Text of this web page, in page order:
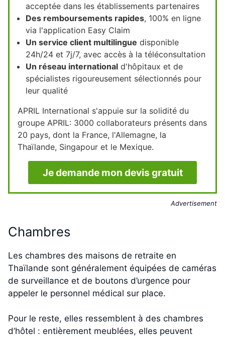
acceptée dans les établissements partenaires
Des remboursements rapides, 100% en ligne
via l'application Easy Claim
Un service client multilingue disponible
24h/24 et 7j/7, avec accès à la téléconsultation
Un réseau international d'hôpitaux et de
spécialistes rigoureusement sélectionnés pour
leur qualité
APRIL International s'appuie sur la solidité du
groupe APRIL: 3000 collaborateurs présents dans
20 pays, dont la France, l'Allemagne, la
Thaïlande, Singapour et le Mexique.
Je demande mon devis gratuit
Advertisement
Chambres
Les chambres des maisons de retraite en
Thaïlande sont généralement équipées de caméras
de surveillance et de boutons d’urgence pour
appeler le personnel médical sur place.
Pour le reste, elles ressemblent à des chambres
d’hôtel : entièrement meublées, elles peuvent